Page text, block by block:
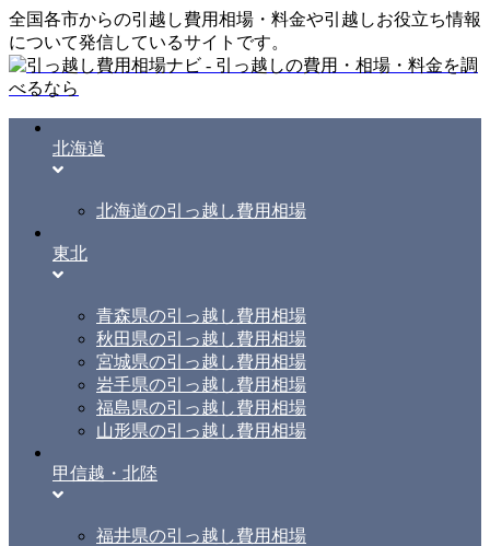
全国各市からの引越し費用相場・料金や引越しお役立ち情報
について発信しているサイトです。
北海道
北海道の引っ越し費用相場
東北
青森県の引っ越し費用相場
秋田県の引っ越し費用相場
宮城県の引っ越し費用相場
岩手県の引っ越し費用相場
福島県の引っ越し費用相場
山形県の引っ越し費用相場
甲信越・北陸
福井県の引っ越し費用相場